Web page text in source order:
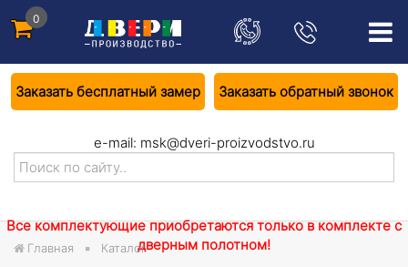
0
Заказать бесплатный замер Заказать обратный звонок
e-mail: msk@dveri-proizvodstvo.ru
Все комплектующие приобретаются только в комплекте с
дверным полотном!
Главная Каталог